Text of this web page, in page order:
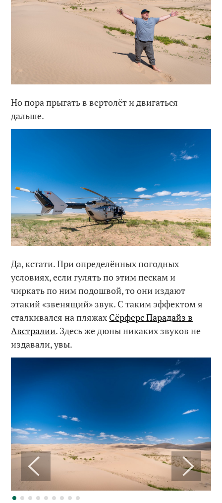
Но пора прыгать в вертолёт и двигаться
дальше.
Да, кстати. При определённых погодных
условиях, если гулять по этим пескам и
чиркать по ним подошвой, то они издают
этакий «звенящий» звук. С таким эффектом я
сталкивался на пляжах Сёрферс Парадайз в
Австралии. Здесь же дюны никаких звуков не
издавали, увы.